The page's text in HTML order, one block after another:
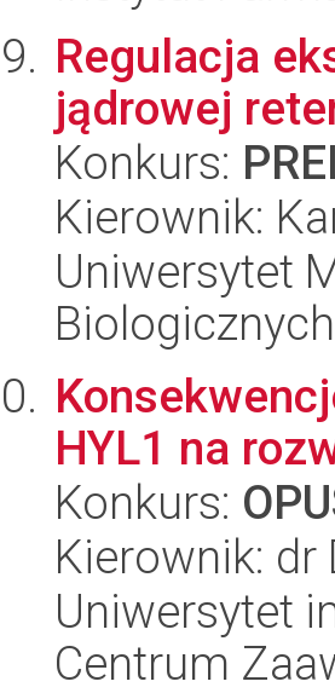
Regulacja
jądrowej
Konkurs:
Kierownik:
Uniwersytet
HYL1 na
Konkurs:
Kierownik: dr
Uniwersytet
Centrum